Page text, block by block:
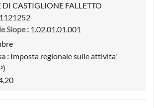
CASTIGLIONE FALLETTO
Siope : 1.02.01.01.001
: Imposta regionale sulle attivita'